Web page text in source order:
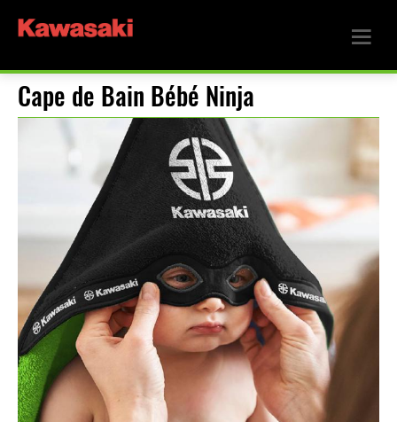
Cape de Bain Bébé Ninja